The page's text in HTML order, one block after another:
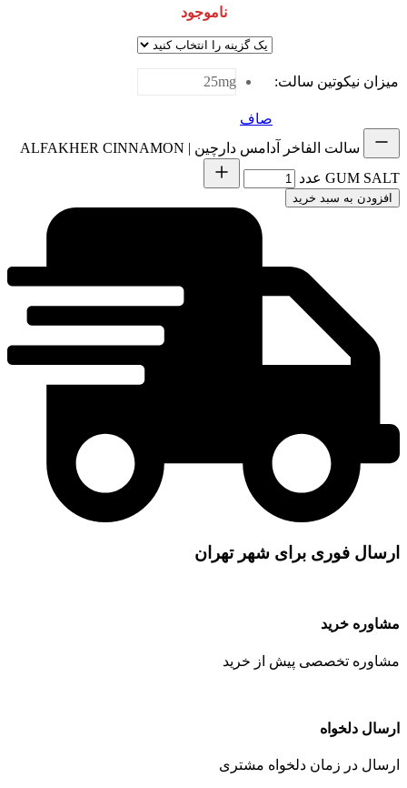
ناموجود
میزان نیکوتین سالت:
25mg
صاف
سالت الفاخر آدامس دارچین | ALFAKHER CINNAMON
GUM SALT عدد
افزودن به سبد خرید
ارسال فوری برای شهر تهران
مشاوره خرید
مشاوره تخصصی پیش از خرید
ارسال دلخواه
ارسال در زمان دلخواه مشتری